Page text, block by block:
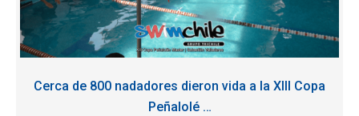
Cerca de 800 nadadores dieron vida a la XIII Copa
Peñalolé …